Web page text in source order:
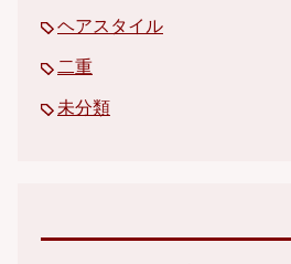
ヘアスタイル
二重
未分類